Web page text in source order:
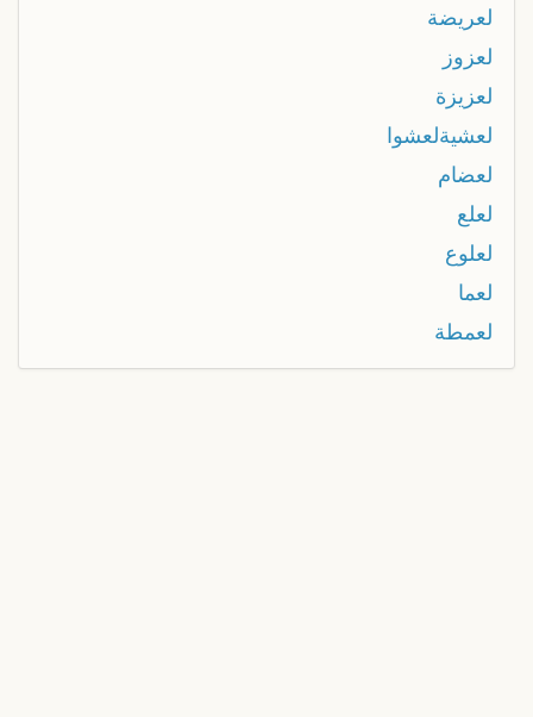
لعريضة
لعزوز
لعزيزة
لعشيةلعشوا
لعضام
لعلع
لعلوع
لعما
لعمطة